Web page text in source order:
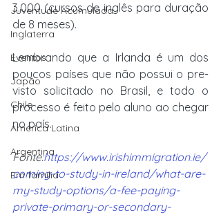
Juventude Acumulada
Inglaterra
Eventos
Japão
Chile
América Latina
Argentina
Em família
3.000 (cursos de inglês para duração
de 8 meses).
Lembrando que a Irlanda é um dos
poucos países que não possui o pre-
visto solicitado no Brasil, e todo o
processo é feito pelo aluno ao chegar
no país.
Fonte:https://www.irishimmigration.ie/
coming-to-study-in-ireland/what-are-
my-study-options/a-fee-paying-
private-primary-or-secondary-